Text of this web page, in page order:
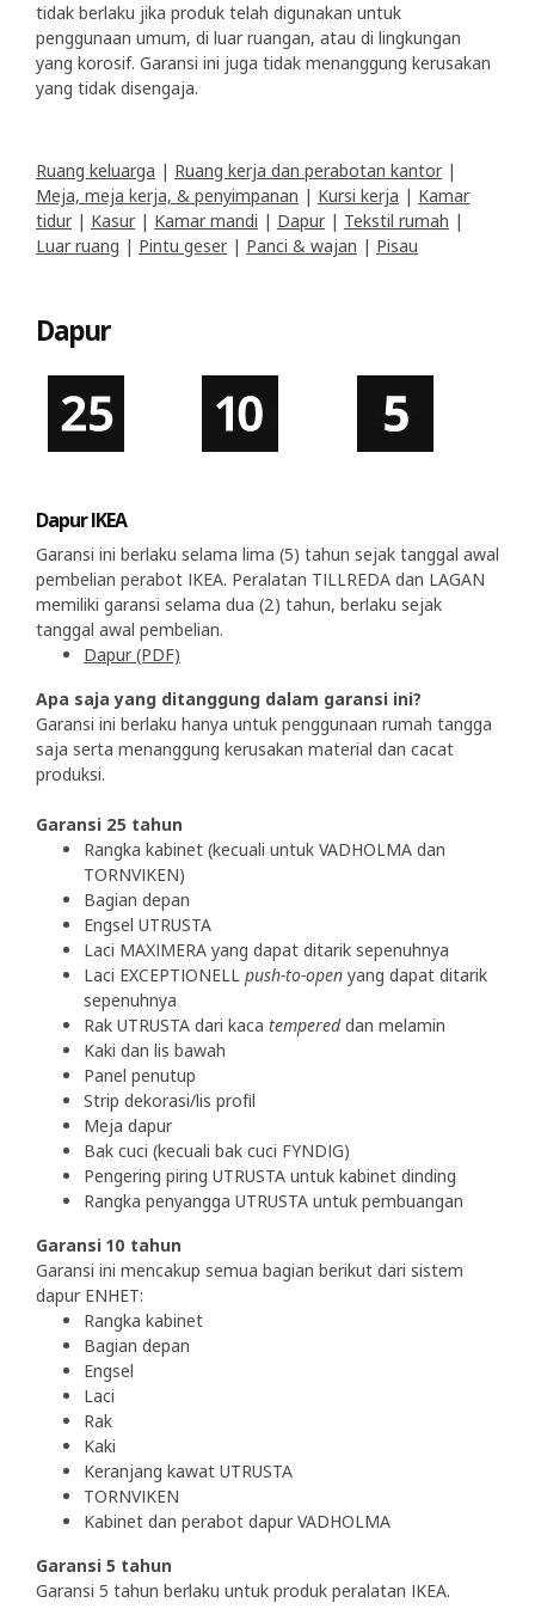
tidak berlaku jika produk telah digunakan untuk
penggunaan umum, di luar ruangan, atau di lingkungan
yang korosif. Garansi ini juga tidak menanggung kerusakan
yang tidak disengaja.
Ruang keluarga | Ruang kerja dan perabotan kantor |
Meja, meja kerja, & penyimpanan | Kursi kerja | Kamar
tidur | Kasur | Kamar mandi | Dapur | Tekstil rumah |
Luar ruang | Pintu geser | Panci & wajan | Pisau
Dapur
Dapur IKEA
Garansi ini berlaku selama lima (5) tahun sejak tanggal awal
pembelian perabot IKEA. Peralatan TILLREDA dan LAGAN
memiliki garansi selama dua (2) tahun, berlaku sejak
tanggal awal pembelian.
Dapur (PDF)
Apa saja yang ditanggung dalam garansi ini?
Garansi ini berlaku hanya untuk penggunaan rumah tangga
saja serta menanggung kerusakan material dan cacat
produksi.
Garansi 25 tahun
Rangka kabinet (kecuali untuk VADHOLMA dan
TORNVIKEN)
Bagian depan
Engsel UTRUSTA
Laci MAXIMERA yang dapat ditarik sepenuhnya
Laci EXCEPTIONELL push-to-open yang dapat ditarik
sepenuhnya
Rak UTRUSTA dari kaca tempereddan melamin
Kaki dan lis bawah
Panel penutup
Strip dekorasi/lis profil
Meja dapur
Bak cuci (kecuali bak cuci FYNDIG)
Pengering piring UTRUSTA untuk kabinet dinding
Rangka penyangga UTRUSTA untuk pembuangan
Garansi 10 tahun
Garansi ini mencakup semua bagian berikut dari sistem
dapur ENHET:
Rangka kabinet
Bagian depan
Engsel
Laci
Rak
Kaki
Keranjang kawat UTRUSTA
TORNVIKEN
Kabinet dan perabot dapur VADHOLMA
Garansi 5 tahun
Garansi 5 tahun berlaku untuk produk peralatan IKEA.